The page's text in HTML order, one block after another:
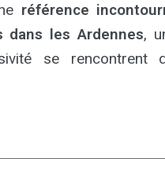
référence
les Ardennes,
se rencontrent